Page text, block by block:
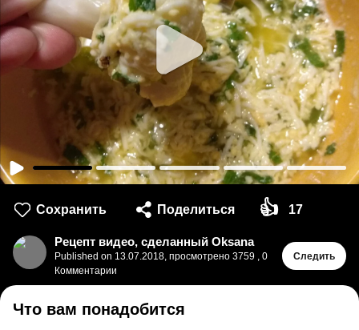
Сохранить Поделиться 👍 17
Рецепт видео, сделанный Oksana
Published on 13.07.2018, просмотрено 3759 , 0
Комментарии
Следить
Что вам понадобится